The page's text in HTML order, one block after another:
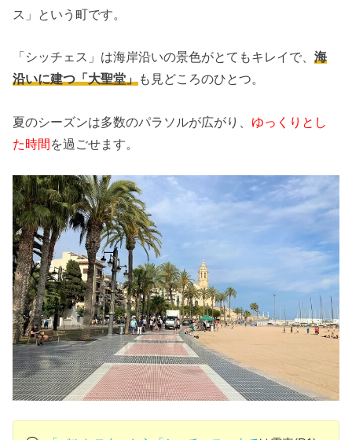
ス」という町です。
「シッチェス」は海岸沿いの景色がとてもキレイで、海
沿いに建つ「大聖堂」も見どころのひとつ。
夏のシーズンは多数のパラソルが広がり、 ゆっくりとし
た時間を過ごせます。